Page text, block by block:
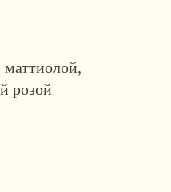
маттиолой,
розой